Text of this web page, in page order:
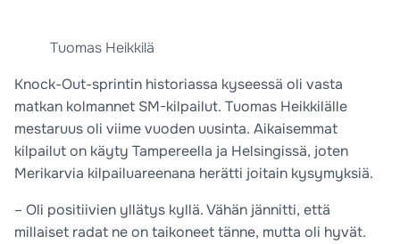
Tuomas Heikkilä
Knock-Out-sprintin historiassa kyseessä oli vasta
matkan kolmannet SM-kilpailut. Tuomas Heikkilälle
mestaruus oli viime vuoden uusinta. Aikaisemmat
kilpailut on käyty Tampereella ja Helsingissä, joten
Merikarvia kilpailuareenana herätti joitain kysymyksiä.
– Oli positiivien yllätys kyllä. Vähän jännitti, että
millaiset radat ne on taikoneet tänne, mutta oli hyvät.